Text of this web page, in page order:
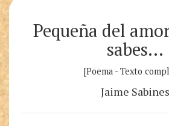
Pequeña del
sabes…
[Poema - Texto
Jaime Sabines